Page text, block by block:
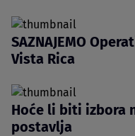
SAZNAJEMO
Vista Rica
Hoće li biti izbora
postavlja